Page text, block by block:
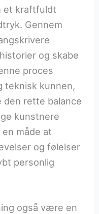
et kraftfuldt
Gennem
og skabe
proces
teknisk kunnen,
den rette balance
kunstnere
måde at
og følelser
personlig
også være en